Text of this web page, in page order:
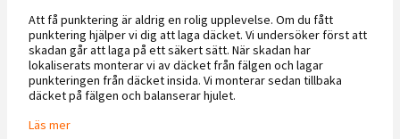
Att få punktering är aldrig en rolig upplevelse. Om du fått
punktering hjälper vi dig att laga däcket. Vi undersöker först att
skadan går att laga på ett säkert sätt. När skadan har
lokaliserats monterar vi av däcket från fälgen och lagar
punkteringen från däcket insida. Vi monterar sedan tillbaka
däcket på fälgen och balanserar hjulet.
Läs mer